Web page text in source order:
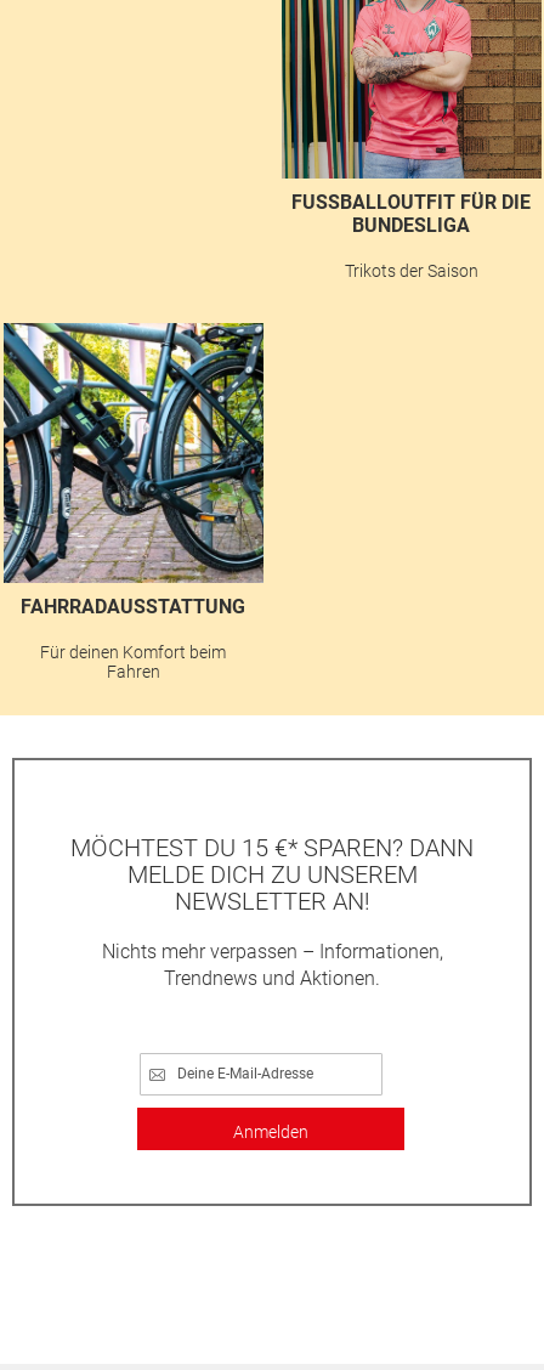
FUSSBALLOUTFIT FÜR DIE B
UNDESLIGA
Trikots der Saison
FAHRRADAUSSTATTUNG
Für deinen Komfort beim
Fahren
MÖCHTEST DU 15 €* SPAREN? DANN
MELDE DICH ZU UNSEREM
NEWSLETTER AN!
Nichts mehr verpassen – Informationen,
Trendnews und Aktionen.
Anmelden